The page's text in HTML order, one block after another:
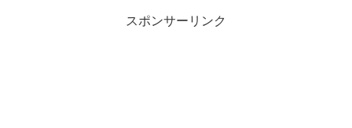
スポンサーリンク